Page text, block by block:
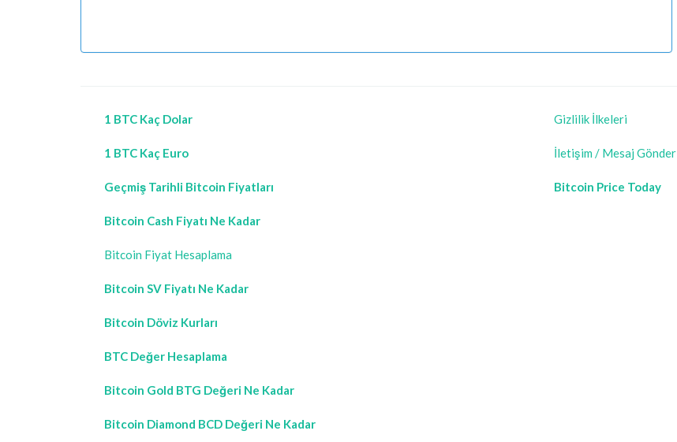
1 BTC Kaç Dolar
1 BTC Kaç Euro
Geçmiş Tarihli Bitcoin Fiyatları
Bitcoin Cash Fiyatı Ne Kadar
Bitcoin Fiyat Hesaplama
Bitcoin SV Fiyatı Ne Kadar
Bitcoin Döviz Kurları
BTC Değer Hesaplama
Bitcoin Gold BTG Değeri Ne Kadar
Bitcoin Diamond BCD Değeri Ne Kadar
Gizlilik İlkeleri
İletişim / Mesaj Gönder
Bitcoin Price Today